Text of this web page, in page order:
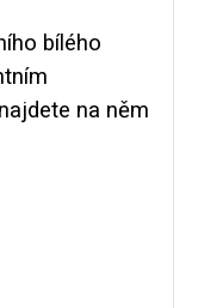
bílého
na něm